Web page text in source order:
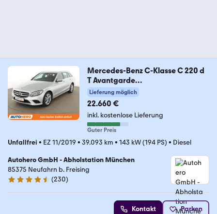
Mercedes-Benz C-Klasse C 220 d
T Avantgarde
Aut.*NAV*TEMPO*PDC
Lieferung möglich
22.660 €
inkl. kostenlose Lieferung
Guter Preis
Unfallfrei • EZ 11/2019 • 39.093 km • 143 kW (194 PS) • Diesel
Autohero GmbH - Abholstation München
85375 Neufahrn b. Freising
4.4 Sterne
(230)
Kontakt Parken